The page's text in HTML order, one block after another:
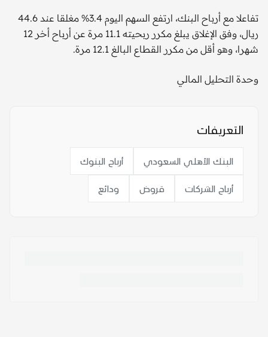
تفاعلا مع أرباح البنك، ارتفع السهم اليوم 3.4% مغلقا عند 44.6
ريال، وفق الإغلاق يبلغ مكرر ربحيته 11.1 مرة عن أرباح أخر 12
شهرا، وهو أقل من مكرر القطاع البالغ 12.1 مرة.
وحدة التحليل المالي
التعريفات
البنك الأهلي السعودي أرباح البنوك
أرباح الشركات قروض ودائع